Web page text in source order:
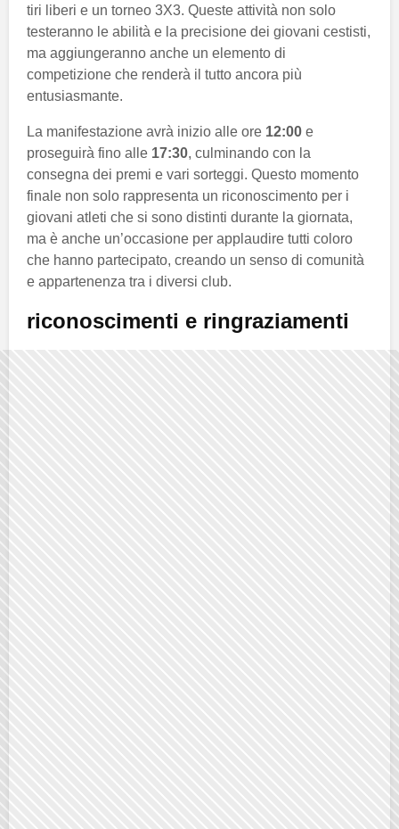
tiri liberi e un torneo 3X3. Queste attività non solo
testeranno le abilità e la precisione dei giovani cestisti,
ma aggiungeranno anche un elemento di
competizione che renderà il tutto ancora più
entusiasmante.
La manifestazione avrà inizio alle ore 12:00 e
proseguirà fino alle 17:30, culminando con la
consegna dei premi e vari sorteggi. Questo momento
finale non solo rappresenta un riconoscimento per i
giovani atleti che si sono distinti durante la giornata,
ma è anche un’occasione per applaudire tutti coloro
che hanno partecipato, creando un senso di comunità
e appartenenza tra i diversi club.
riconoscimenti e ringraziamenti